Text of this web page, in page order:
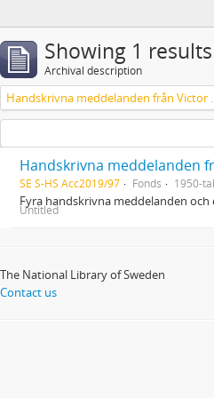
Showing 1 results
Archival description
Handskrivna meddelanden
SE S-HS Acc2019/97 Fonds 1950-tal
Fyra handskrivna meddelanden
Untitled
The National Library of Sweden
Contact us